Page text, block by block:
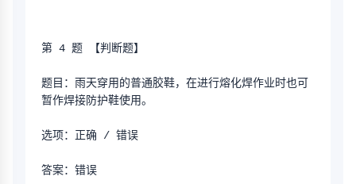
第 4 题 【判断题】
题目：雨天穿用的普通胶鞋，在进行熔化焊作业时也可
暂作焊接防护鞋使用。
选项：正确 / 错误
答案：错误